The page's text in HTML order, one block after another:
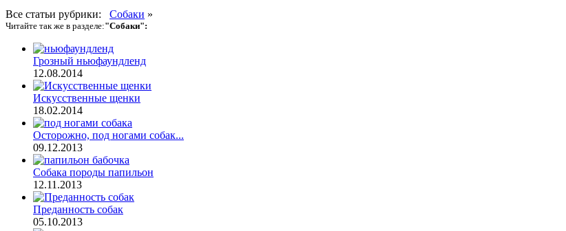
Все статьи рубрики: Собаки »
Читайте так же в разделе:"Собаки":
Грозный ньюфаундленд
12.08.2014
Искусственные щенки
18.02.2014
Осторожно, под ногами собак...
09.12.2013
Собака породы папильон
12.11.2013
Преданность собак
05.10.2013